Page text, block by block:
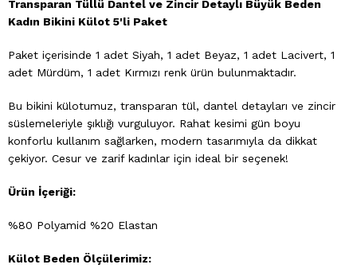
Transparan Tüllü Dantel ve Zincir Detaylı Büyük Beden
Kadın Bikini Külot 5'li Paket
Paket içerisinde 1 adet Siyah, 1 adet Beyaz, 1 adet Lacivert, 1
adet Mürdüm, 1 adet Kırmızı renk ürün bulunmaktadır.
Bu bikini külotumuz, transparan tül, dantel detayları ve zincir
süslemeleriyle şıklığı vurguluyor. Rahat kesimi gün boyu
konforlu kullanım sağlarken, modern tasarımıyla da dikkat
çekiyor. Cesur ve zarif kadınlar için ideal bir seçenek!
Ürün İçeriği:
%80 Polyamid %20 Elastan
Külot Beden Ölçülerimiz: